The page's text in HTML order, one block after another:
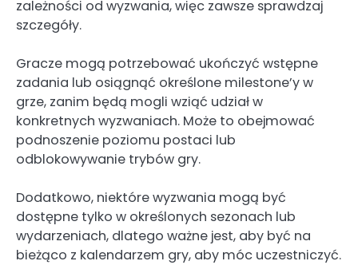
zależności od wyzwania, więc zawsze sprawdzaj
szczegóły.
Gracze mogą potrzebować ukończyć wstępne
zadania lub osiągnąć określone milestone’y w
grze, zanim będą mogli wziąć udział w
konkretnych wyzwaniach. Może to obejmować
podnoszenie poziomu postaci lub
odblokowywanie trybów gry.
Dodatkowo, niektóre wyzwania mogą być
dostępne tylko w określonych sezonach lub
wydarzeniach, dlatego ważne jest, aby być na
bieżąco z kalendarzem gry, aby móc uczestniczyć.